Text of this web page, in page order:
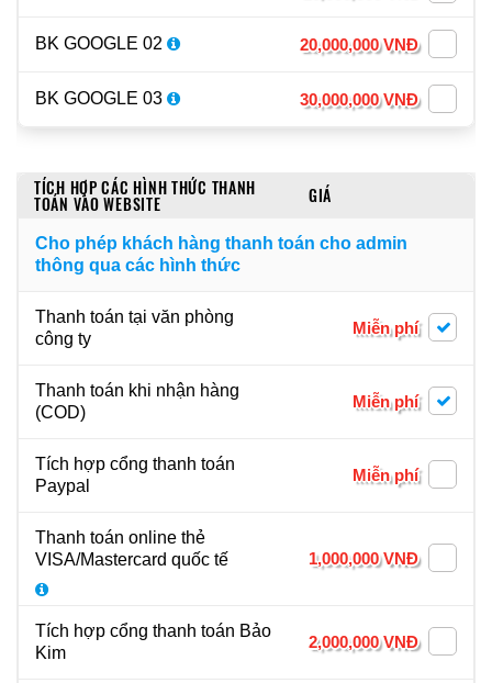
BK GOOGLE 02 20,000,000 VNĐ
BK GOOGLE 03 30,000,000 VNĐ
TÍCH HỢP CÁC HÌNH THỨC THANH
TOÁN VÀO WEBSITE GIÁ
Cho phép khách hàng thanh toán cho admin
thông qua các hình thức
Thanh toán tại văn phòng
công ty
Miễn phí
Thanh toán khi nhận hàng
(COD)
Miễn phí
Tích hợp cổng thanh toán
Paypal
Miễn phí
Thanh toán online thẻ
VISA/Mastercard quốc tế
1,000,000 VNĐ
Tích hợp cổng thanh toán Bảo
Kim
2,000,000 VNĐ